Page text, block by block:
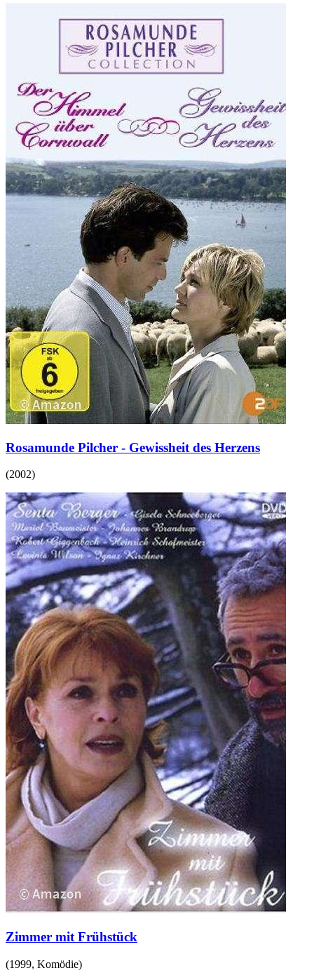
Rosamunde Pilcher - Gewissheit des Herzens
(2002)
Zimmer mit Frühstück
(1999, Komödie)